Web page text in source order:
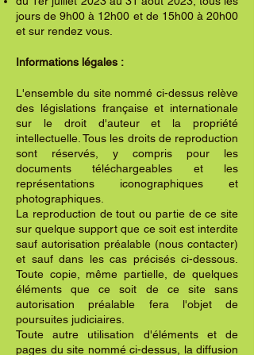
jours de 9h00 à 12h00 et de 15h00 à 20h00
et sur rendez vous.
Informations légales :
L'ensemble du site nommé ci-dessus relève
des législations française et internationale
sur le droit d'auteur et la propriété
intellectuelle. Tous les droits de reproduction
sont réservés, y compris pour les
documents téléchargeables et les
représentations iconographiques et
photographiques.
La reproduction de tout ou partie de ce site
sur quelque support que ce soit est interdite
sauf autorisation préalable (nous contacter)
et sauf dans les cas précisés ci-dessous.
Toute copie, même partielle, de quelques
éléments que ce soit de ce site sans
autorisation préalable fera l'objet de
poursuites judiciaires.
Toute autre utilisation d'éléments et de
pages du site nommé ci-dessus, la diffusion